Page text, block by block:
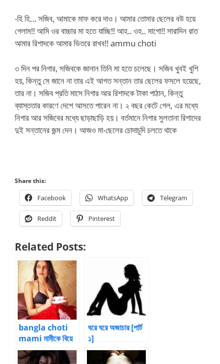
-হি হি… সজিব, আমাকে মাফ করে দাও। আমার তোমার ছেলের বউ হয়ে
গেলাম!! আমি ওর বাচ্চার মা হতে যাচ্ছি!! আহ.. ওহ.. মাগো!! সারাদিন রাত
আমার রিশাদকে আমার ভিতরে রাখব!! ammu choti
৩ দিন পর নিগার, সজিবকে জানান তিনি মা হতে চলেছে। সজিব খুবই খুশি
হয়, কিন্তু সে জানে না তার এই আগত সন্তান তার ছেলের ফসলে হয়েছে,
তার না। সজিব প্রতি মাসে নিগার আর রিশাদকে টাকা পাঠান, কিন্তু
ব্যাস্ততার কারণে দেশে আসতে পারেন না। ২ বছর কেটে গেল, এর মধ্যে
নিগার আর সজিবের মধ্যে ছাড়াছাড়ি হয়। বর্তমানে নিগার সুলতানা রিশাদের
দুই সন্তানের জন্ম দেন। আজও মা-ছেলের চোদাচুদি চলতে থাকে
Share this:
Facebook WhatsApp Telegram
Reddit Pinterest
Related Posts:
bangla choti
mami মামীকে বিয়ে
করে চুদলাম
ঘরে ঘরে অজাচার [পার্ট
১]